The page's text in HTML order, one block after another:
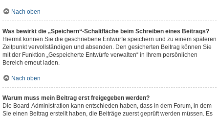
Nach oben
Was bewirkt die „Speichern“-Schaltfläche beim Schreiben eines Beitrags?
Hiermit können Sie die geschriebene Entwürfe speichern und zu einem späteren
Zeitpunkt vervollständigen und absenden. Den gesicherten Beitrag können Sie
mit der Funktion „Gespeicherte Entwürfe verwalten“ in Ihrem persönlichen
Bereich erneut laden.
Nach oben
Warum muss mein Beitrag erst freigegeben werden?
Die Board-Administration kann entschieden haben, dass in dem Forum, in dem
Sie einen Beitrag erstellt haben, die Beiträge zuerst geprüft werden müssen. Es